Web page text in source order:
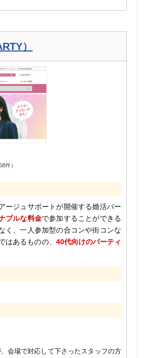
）
件）
ージュサポートが開催する婚活パー
ブルな料金で参加することができる
く、一人参加型の合コンや街コンな
はあるものの、 40代向けのパーティ
会場で対応して下さったスタッフの方